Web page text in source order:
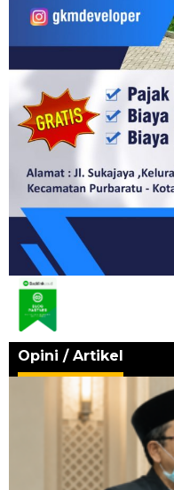
Opini / Artikel